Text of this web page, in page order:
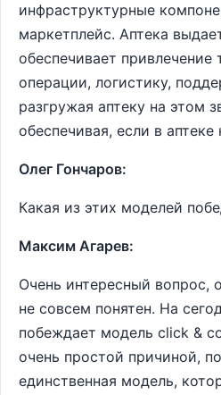
инфраструктурные
маркетплейс. Аптека
обеспечивает
операции, логистику,
разгружая аптеку на этом
обеспечивая, если в аптеке
Олег Гончаров:
Какая из этих моделей
Максим Агарев:
Очень интересный вопрос,
не совсем понятен. На
побеждает модель сlick &
очень простой причиной,
единственная модель,